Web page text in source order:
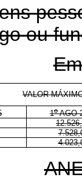
ou
VALOR
1oAGO